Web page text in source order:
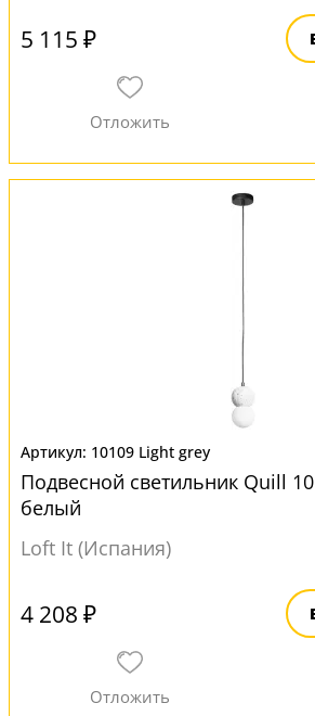
5 115 ₽
10109 Light grey
Подвесной светильник Quill
белый
Loft It (Испания)
4 208 ₽